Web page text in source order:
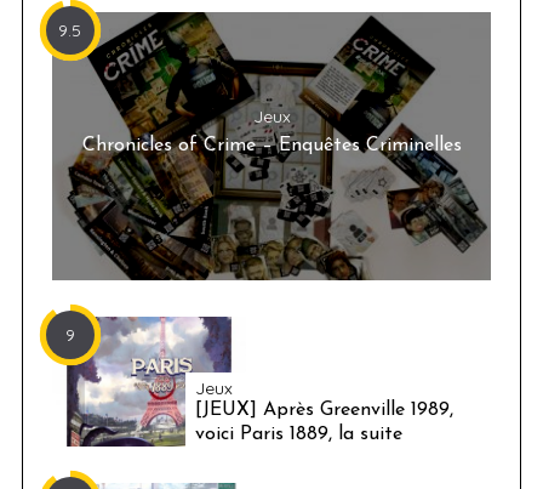
9.5
Jeux
Chronicles of Crime – Enquêtes Criminelles
9
Jeux
[JEUX] Après Greenville 1989,
voici Paris 1889, la suite